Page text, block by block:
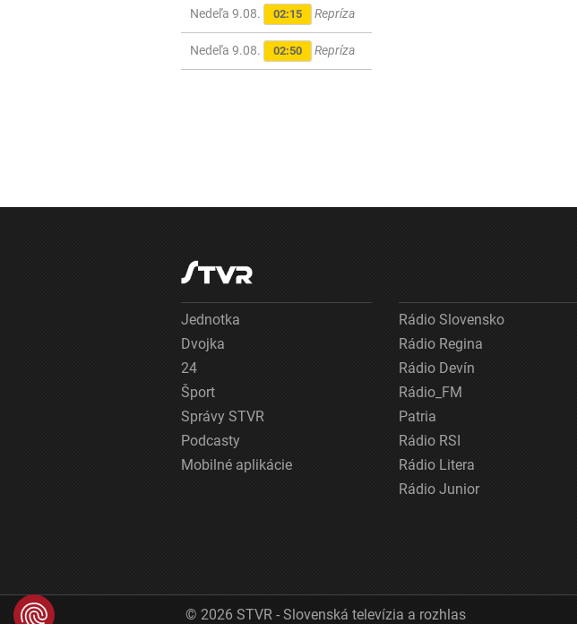
Nedeľa 9.08. 02:15 Repríza
Nedeľa 9.08. 02:50 Repríza
Jednotka
Dvojka
24
Šport
Správy STVR
Podcasty
Mobilné aplikácie
Rádio Slovensko
Rádio Regina
Rádio Devín
Rádio_FM
Patria
Rádio RSI
Rádio Litera
Rádio Junior
© 2026 STVR - Slovenská televízia a rozhlas